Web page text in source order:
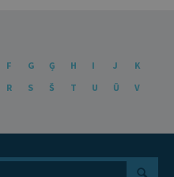
F G Ģ H I J
K
R S Š T U Ū
V